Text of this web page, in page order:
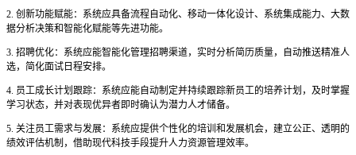
2. 创新功能赋能：系统应具备流程自动化、移动一体化设计、系统集成能力、大数
据分析决策和智能化赋能等先进功能。
3. 招聘优化：系统应能智能化管理招聘渠道，实时分析简历质量，自动推送精准人
选，简化面试日程安排。
4. 员工成长计划跟踪：系统应能自动制定并持续跟踪新员工的培养计划，及时掌握
学习状态，并对表现优异者即时确认为潜力人才储备。
5. 关注员工需求与发展：系统应提供个性化的培训和发展机会，建立公正、透明的
绩效评估机制，借助现代科技手段提升人力资源管理效率。